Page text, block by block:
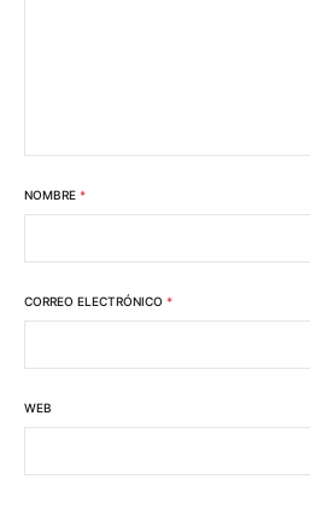
NOMBRE *
CORREO ELECTRÓNICO *
WEB